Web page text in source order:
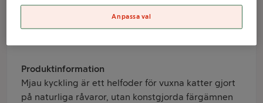
Produktinformation
Produktinformation
Mjau kyckling är ett helfoder för vuxna katter gjort
på naturliga råvaror, utan konstgjorda färgämnen
Anpassa val